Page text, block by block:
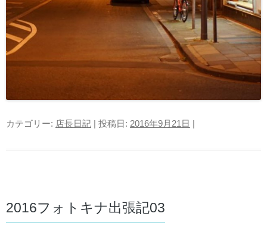
カテゴリー: 店長日記 | 投稿日: 2016年9月21日
2016フォトキナ出張記03